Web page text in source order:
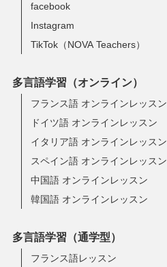
facebook
Instagram
TikTok（NOVA Teachers）
多言語学習（オンライン）
フランス語 オンラインレッスン
ドイツ語 オンラインレッスン
イタリア語 オンラインレッスン
スペイン語 オンラインレッスン
中国語 オンラインレッスン
韓国語 オンラインレッスン
多言語学習（通学型）
フランス語レッスン